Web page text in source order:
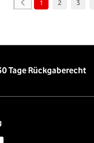
1 2 3
Tage Rückgaberecht